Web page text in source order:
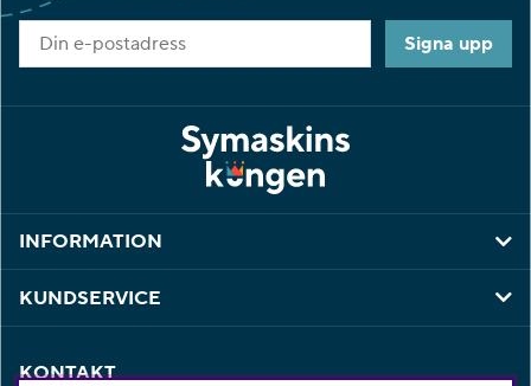
Signa upp
INFORMATION
KUNDSERVICE
KONTAKT